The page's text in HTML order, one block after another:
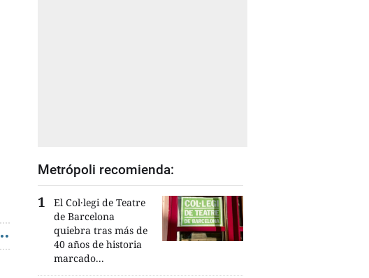
Metrópoli recomienda:
El Col·legi de Teatre
de Barcelona
quiebra tras más de
40 años de historia
marcado...